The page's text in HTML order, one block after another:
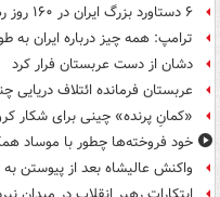
۶ دستاورد بزرگ ایران در ۱۶۰ روز رهبری رهبر انقلاب
ترامپ: همه چیز درباره ایران
دشان از دست عربستان فرار کرد
عربستان فرمانده ائتلاف دریایی
«کمانِ پرنده» چینی برای شکار
خود فروخته‌ها چطور با موساد
واکنش عالیشاه بعد از پیوستن به